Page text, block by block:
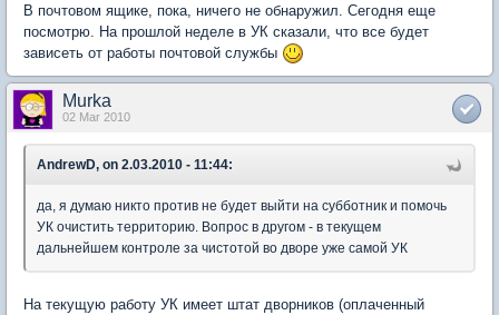
В почтовом ящике, пока, ничего не обнаружил. Сегодня еще
посмотрю. На прошлой неделе в УК сказали, что все будет
зависеть от работы почтовой службы
Murka
02 Mar 2010
AndrewD, on 2.03.2010 - 11:44:
да, я думаю никто против не будет выйти на субботник и помочь
УК очистить территорию. Вопрос в другом - в текущем
дальнейшем контроле за чистотой во дворе уже самой УК
На текущую работу УК имеет штат дворников (оплаченный